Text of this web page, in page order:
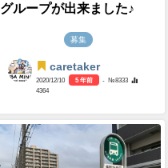
グループが出来ました♪
募集
caretaker
2020/12/10 5 年前
- №8333
4364